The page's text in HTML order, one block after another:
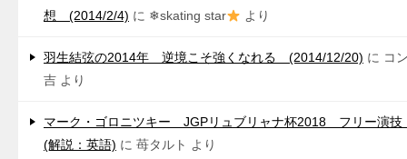
想 (2014/2/4) に ❄skating star より
羽生結弦の2014年 逆境こそ強くなれる (2014/12/20) に コ
吉 より
マーク・ゴロニツキー JGPリュブリャナ杯2018 フリー演
(解説：英語) に 苺タルト より